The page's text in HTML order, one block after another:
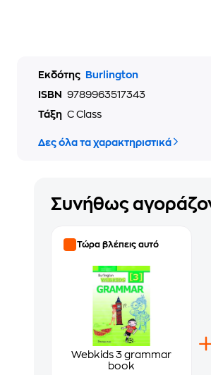
Εκδότης Burlington
ISBN
9789963517343
Τάξη C Class
Δες όλα τα χαρακτηριστικά
Συνήθως
Τώρα βλέπεις αυτό
Webkids 3 grammar
book